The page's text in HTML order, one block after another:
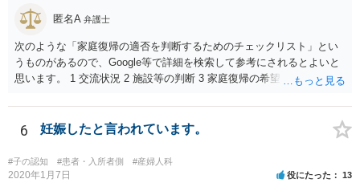
縮ですが、使途不明金訴訟の場合には、よくて５分５分というところ
です。 なお、仮に裁判で勝ったとしても弟さんに資力がないと具体的
な回収をすることはできませんので、弟さんの財産への事前の仮差押
え等もきちんと検討してくれる弁護士の方にご相談いただくことをお
勧めいたします。
匿名A 弁護士
次のような「家庭復帰の適否を判断するためのチェックリスト」とい
うものがあるので、Google等で詳細を検索して参考にされるとよいと
思います。 1 交流状況 2 施設等の判断 3 家庭復帰の希望 4 保護者への
能力 8 引取りの希望 9 虐待の事実を認めていること 10 子どもの立場
に立った見方 11 衝動のコントロール 12 精神的安定 13 養育の知識・
技術 14 関係機関への援助、関係構築の意思 15 地域、近隣における孤
立、トラブル 16 親族との関係 17 生活基盤の安定 18 子どもの心理的
居場所 19 地域の受入れ体制 20 地域の支援機能 お母様が別居して引き
6 妊娠したと言われています。
#子の認知 #患者・入所者側 #産婦人科
2020年1月7日 役にたった 13